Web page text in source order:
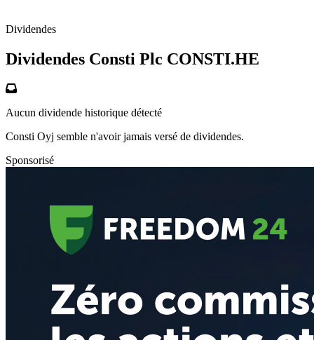
Dividendes
Dividendes Consti Plc CONSTI.HE
Aucun dividende historique détecté
Consti Oyj semble n'avoir jamais versé de dividendes.
Sponsorisé